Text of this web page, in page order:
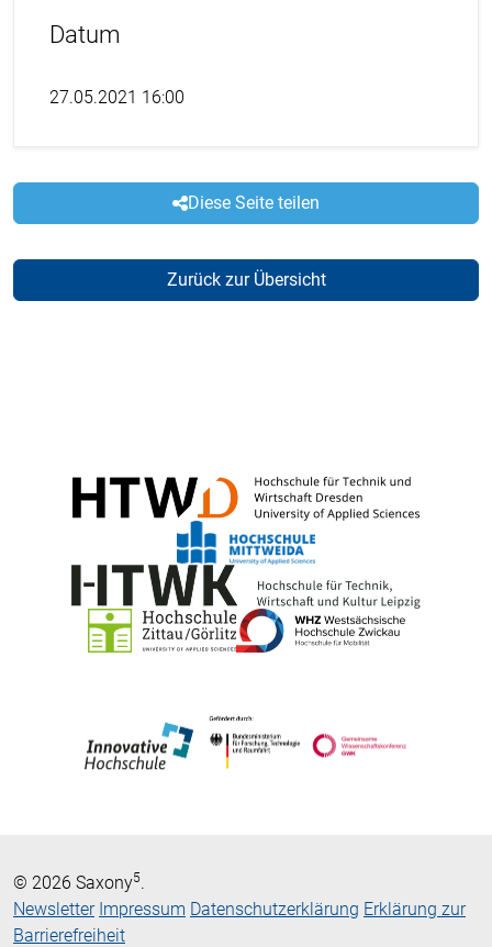
Datum
27.05.2021 16:00
Diese Seite teilen
Zurück zur Übersicht
© 2026 Saxony5.
Newsletter Impressum Datenschutzerklärung Erklärung zur
Barrierefreiheit